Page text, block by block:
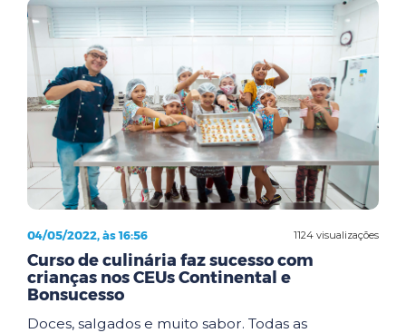
1124 visualizações
04/05/2022, às 16:56
Curso de culinária faz sucesso com
crianças nos CEUs Continental e
Bonsucesso
Doces, salgados e muito sabor. Todas as